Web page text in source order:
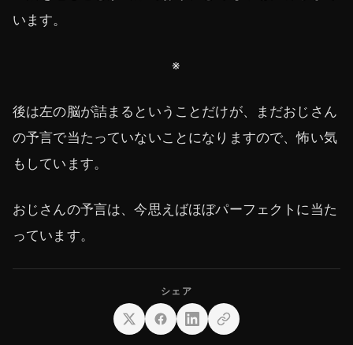
います。
※
後は左の脳が詰まるということだけが、まだおじさん
の予言で当たっていないことになりますので、怖い気
もしています。
おじさんの予言は、今思えばほぼパーフェクトに当た
っています。